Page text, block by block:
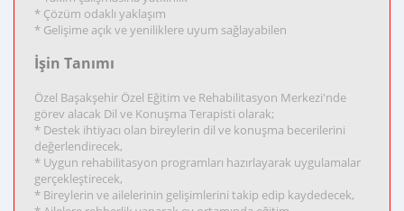
* Çözüm odaklı yaklaşım
* Gelişime açık ve yeniliklere uyum sağlayabilen
İşin Tanımı
Özel Başakşehir Özel Eğitim ve Rehabilitasyon Merkezi'nde
görev alacak Dil ve Konuşma Terapisti olarak;
* Destek ihtiyacı olan bireylerin dil ve konuşma becerilerini
değerlendirecek,
* Uygun rehabilitasyon programları hazırlayarak uygulamalar
gerçekleştirecek,
* Bireylerin ve ailelerinin gelişimlerini takip edip kaydedecek,